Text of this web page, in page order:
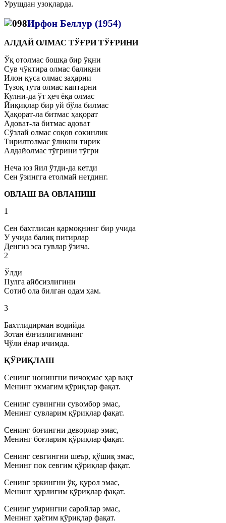
Урушдан узоқларда.
Ирфон Беллур (1954)
АЛДАЙ ОЛМАС ТЎҒРИ ТЎҒРИНИ
Ўқ отолмас бошқа бир ўқни
Сув чўктира олмас балиқни
Илон қуса олмас заҳарни
Тузоқ тута олмас каптарни
Кулни-да ўт ҳеч ёқа олмас
Йиқиқлар бир уй бўла билмас
Ҳақорат-ла битмас ҳақорат
Адоват-ла битмас адоват
Сўзлай олмас соқов сокинлик
Тирилтолмас ўликни тирик
Алдайолмас тўғрини тўғри
Неча юз йил ўтди-да кетди
Сен ўзингга етолмай нетдинг.
ОВЛАШ ВА ОВЛАНИШ
1
Сен бахтлисан қармоқнинг бир учида
У учида балиқ питирлар
Денгиз эса гувлар ўзича.
2
Ўлди
Пулга айбсизлигини
Сотиб ола билган одам ҳам.
3
Бахтлидирман водийда
Зотан ёлғизлигимнинг
Чўли ёнар ичимда.
ҚЎРИҚЛАШ
Сенинг нонингни пичоқмас ҳар вақт
Менинг экмагим қўриқлар фақат.
Сенинг сувингни сувомбор эмас,
Менинг сувларим қўриқлар фақат.
Сенинг боғингни деворлар эмас,
Менинг боғларим қўриқлар фақат.
Сенинг севгингни шеър, қўшиқ эмас,
Менинг пок севгим қўриқлар фақат.
Сенинг эркингни ўқ, қурол эмас,
Менинг ҳурлигим қўриқлар фақат.
Сенинг умрингни саройлар эмас,
Менинг ҳаётим қўриқлар фақат.